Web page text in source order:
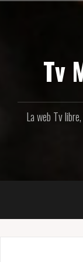
Tv
La web Tv